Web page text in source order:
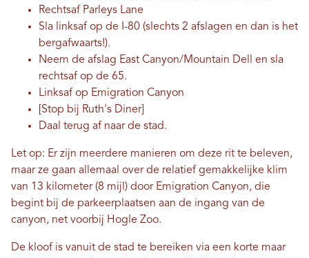
Rechtsaf Parleys Lane
Sla linksaf op de I-80 (slechts 2 afslagen en dan is het
bergafwaarts!).
Neem de afslag East Canyon/Mountain Dell en sla
rechtsaf op de 65.
Linksaf op Emigration Canyon
[Stop bij Ruth's Diner]
Daal terug af naar de stad.
Let op: Er zijn meerdere manieren om deze rit te beleven,
maar ze gaan allemaal over de relatief gemakkelijke klim
van 13 kilometer (8 mijl) door Emigration Canyon, die
begint bij de parkeerplaatsen aan de ingang van de
canyon, net voorbij Hogle Zoo.
De kloof is vanuit de stad te bereiken via een korte maar